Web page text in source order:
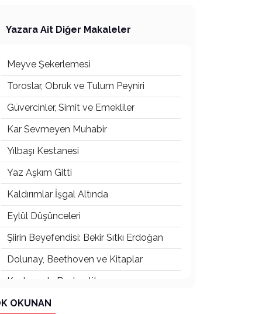
Yazara Ait Diğer Makaleler
Meyve Şekerlemesi
Toroslar, Obruk ve Tulum Peyniri
Güvercinler, Simit ve Emekliler
Kar Sevmeyen Muhabir
Yılbaşı Kestanesi
Yaz Aşkım Gitti
Kaldırımlar İşgal Altında
Eylül Düşünceleri
Şiirin Beyefendisi: Bekir Sıtkı Erdoğan
Dolunay, Beethoven ve Kitaplar
Kuşların da Başkenti!
Kadere Bak
OKUNAN